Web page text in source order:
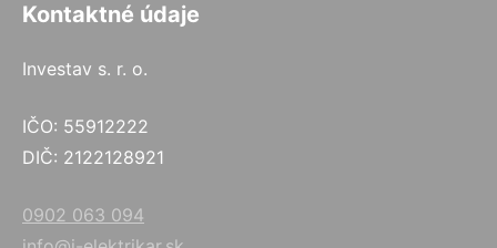
Kontaktné údaje
Investav s. r. o.
IČO: 55912222
DIČ: 2122128921
0902 063 094